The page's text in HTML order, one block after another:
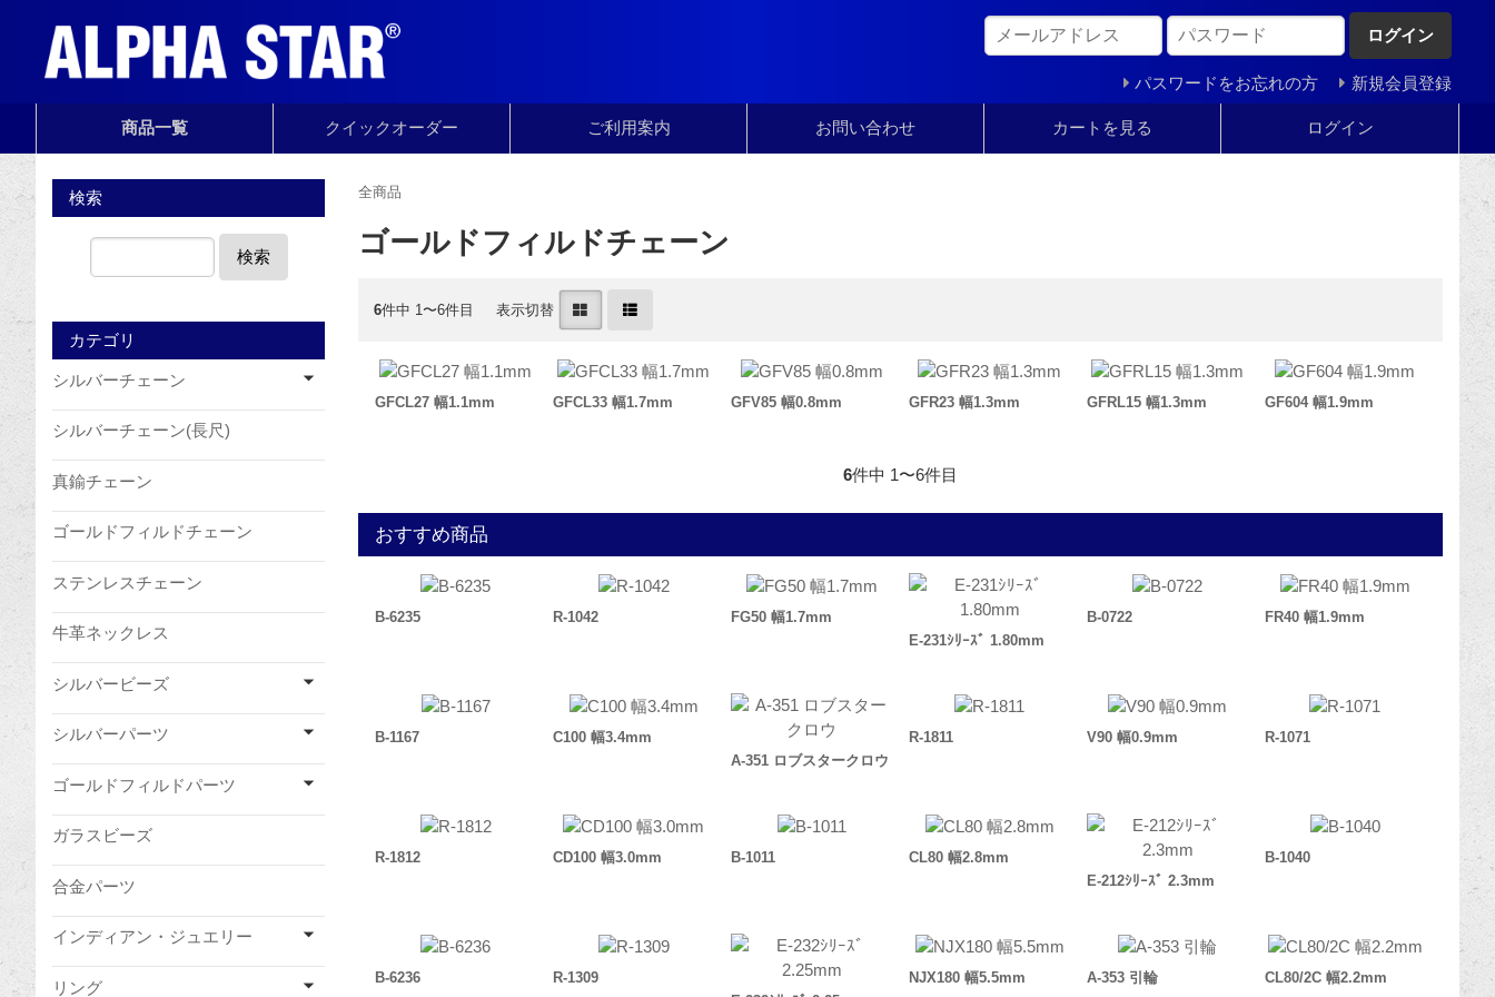
ログイン
パスワードをお忘れの方 新規会員登録
商品一覧 クイックオーダー ご利用案内 お問い合わせ カートを見る ログイン
全商品
ゴールドフィルドチェーン
6件中 1〜6件目 表示切替
GFCL27 幅1.1mm GFCL33 幅1.7mm GFV85 幅0.8mm GFR23 幅1.3mm GFRL15 幅1.3mm GF604 幅1.9mm
6件中 1〜6件目
おすすめ商品
B-6235 R-1042
FG50 幅1.7mm
E-231ｼﾘｰｽﾞ 1.80mm
B-0722 FR40 幅1.9mm
B-1167
C100 幅3.4mm
A-351 ロブスタークロウ
R-1811 V90 幅0.9mm R-1071
R-1812 CD100 幅3.0mm B-1011
CL80 幅2.8mm
E-212ｼﾘｰｽﾞ 2.3mm
B-1040
B-6236
R-1309
NJX180 幅5.5mm A-353 引輪 CL80/2C 幅2.2mm
検索
検索
カテゴリ
シルバーチェーン
シルバーチェーン(長尺)
真鍮チェーン
ゴールドフィルドチェーン
ステンレスチェーン
牛革ネックレス
シルバービーズ
シルバーパーツ
ゴールドフィルドパーツ
ガラスビーズ
合金パーツ
インディアン・ジュエリー
リング